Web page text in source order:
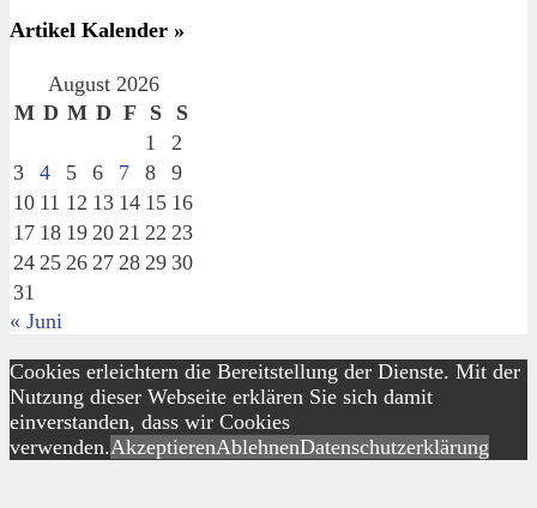
Artikel Kalender »
August 2026
M D M D F S
S
1
2
3
4 5 6 7 8
9
10 11 12 13 14 15 16
17 18 19 20 21 22 23
24 25 26 27 28 29 30
31
« Juni
Cookies erleichtern die Bereitstellung der Dienste. Mit der
Nutzung dieser Webseite erklären Sie sich damit
einverstanden, dass wir Cookies
verwenden.AkzeptierenAblehnenDatenschutzerklärung